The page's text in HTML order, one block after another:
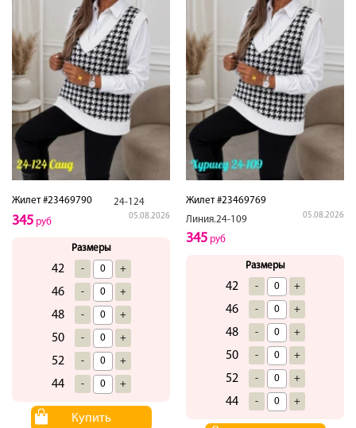
Жилет #23469790 24-124
05.08.2026
345 руб
Размеры
42 - +
46 - +
48 - +
50 - +
52 - +
44 - +
Купить
Жилет #23469769
Линия.24-109
05.08.2026
345 руб
Размеры
42 - +
46 - +
48 - +
50 - +
52 - +
44 - +